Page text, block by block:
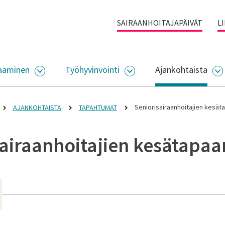
SAIRAANHOITAJAPÄIVÄT
AVAA ALASIVUJEN VALIKKO
Työhyvinvointi
AVAA ALASIVUJEN
Ajankohtaista
AJANKOHTAISTA TAPAHTUMAT Seniorisairaanhoitajien